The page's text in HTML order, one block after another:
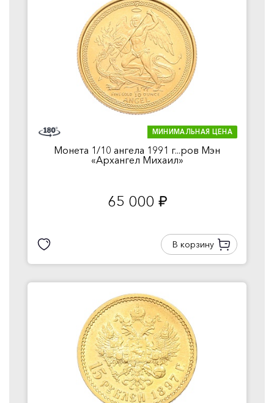
МИНИМАЛЬНАЯ ЦЕНА
Монета 1/10 ангела 1991 г...ров Мэн
«Архангел Михаил»
65 000 руб.
В корзину